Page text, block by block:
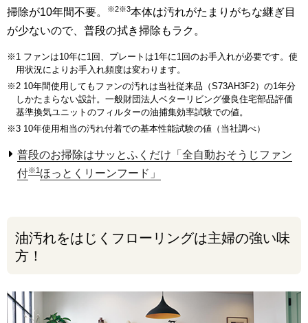
掃除が10年間不要。
※2※3本体は汚れがたまりがちな継ぎ目
が少ないので、普段の拭き掃除もラク。
※1 ファンは10年に1回、プレートは1年に1回のお手入れが必要です。使
用状況によりお手入れ頻度は変わります。
※2 10年間使用してもファンの汚れは当社従来品（S73AH3F2）の1年分
しかたまらない設計。一般財団法人ベターリビング優良住宅部品評価
基準換気ユニットのフィルターの油捕集効率試験での値。
※3 10年使用相当の汚れ付着での基本性能試験の値（当社調べ）
普段のお掃除はサッとふくだけ「全自動おそうじファン
付※1 ほっとくリーンフード」
油汚れをはじくフローリングは主婦の強い味
方！